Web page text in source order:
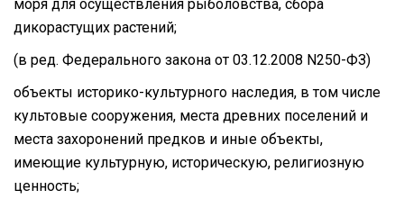
моря для осуществления рыболовства, сбора
дикорастущих растений;
(в ред. Федерального закона от 03.12.2008 N250-ФЗ)
объекты историко-культурного наследия, в том числе
культовые сооружения, места древних поселений и
места захоронений предков и иные объекты,
имеющие культурную, историческую, религиозную
ценность;